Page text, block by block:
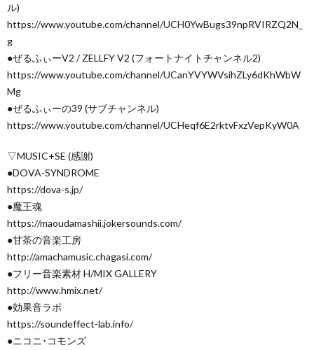
ル)
https://www.youtube.com/channel/UCH0YwBugs39npRVIRZQ2N_
g
●ぜるふぃーV2 / ZELLFY V2 (フォートナイトチャンネル2)
https://www.youtube.com/channel/UCanYVYWVsihZLy6dKhWbW
Mg
●ぜるふぃーの39 (サブチャンネル)
https://www.youtube.com/channel/UCHeqf6E2rktvFxzVepKyW0A
▽MUSIC+SE (感謝)
●DOVA-SYNDROME
https://dova-s.jp/
●魔王魂
https://maoudamashii.jokersounds.com/
●甘茶の音楽工房
http://amachamusic.chagasi.com/
●フリー音楽素材 H/MIX GALLERY
http://www.hmix.net/
●効果音ラボ
https://soundeffect-lab.info/
●ニコニ･コモンズ